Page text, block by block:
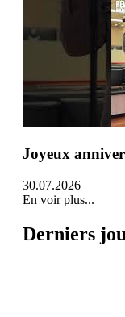
Joyeux
30.07.2026
En voir plus...
Derniers